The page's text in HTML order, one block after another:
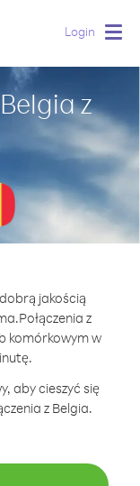
Login
z
jakością
Połączenia z
komórkowym w
aby cieszyć się
z Belgia.